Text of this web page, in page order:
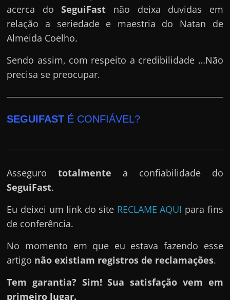
acerca doSeguiFast não deixa duvidas em
relação a seriedade e maestria do Natan de
Almeida Coelho.
Sendo assim, com respeito a credibilidade …Não
precisa se preocupar.
SEGUIFAST É CONFIÁVEL?
Assegurototalmente a confiabilidade do
SeguiFast.
Eu deixei um link do site RECLAME AQUI para fins
de conferência.
No momento em que eu estava fazendo esse
artigo não existiam registros de reclamações.
Tem garantia? Sim! Sua satisfação vem em
primeiro lugar.